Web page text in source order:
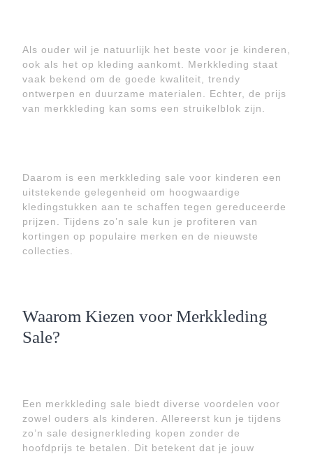
Als ouder wil je natuurlijk het beste voor je kinderen,
ook als het op kleding aankomt. Merkkleding staat
vaak bekend om de goede kwaliteit, trendy
ontwerpen en duurzame materialen. Echter, de prijs
van merkkleding kan soms een struikelblok zijn.
Daarom is een merkkleding sale voor kinderen een
uitstekende gelegenheid om hoogwaardige
kledingstukken aan te schaffen tegen gereduceerde
prijzen. Tijdens zo’n sale kun je profiteren van
kortingen op populaire merken en de nieuwste
collecties.
Waarom Kiezen voor Merkkleding
Sale?
Een merkkleding sale biedt diverse voordelen voor
zowel ouders als kinderen. Allereerst kun je tijdens
zo’n sale designerkleding kopen zonder de
hoofdprijs te betalen. Dit betekent dat je jouw